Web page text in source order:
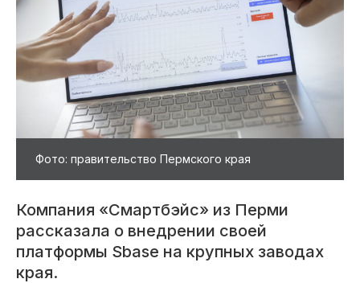
Фото: правительство Пермского края
Компания «Смартбэйс» из Перми
рассказала о внедрении своей
платформы Sbase на крупных заводах
края.